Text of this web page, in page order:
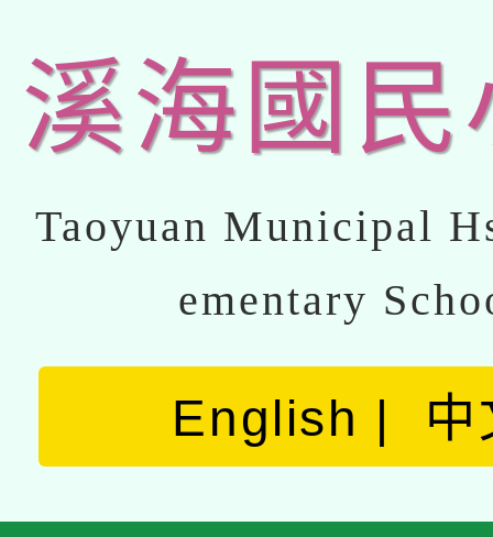
溪海國民
Taoyuan Municipal
ementary
English 中